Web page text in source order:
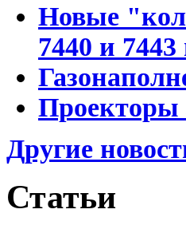
Новые
7440 и
Проекторы
Другие
Статьи